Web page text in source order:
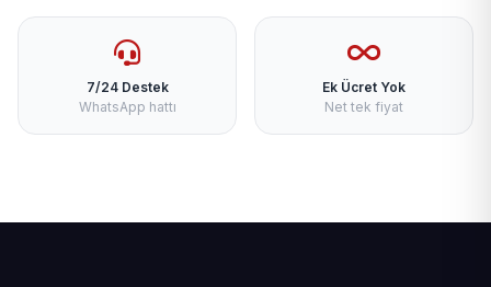
7/24 Destek
WhatsApp hattı
Ek Ücret Yok
Net tek fiyat